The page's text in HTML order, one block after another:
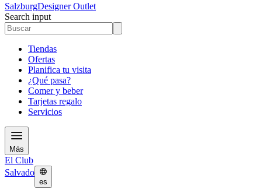
SalzburgDesigner Outlet
Search input
Tiendas
Ofertas
Planifica tu visita
¿Qué pasa?
Comer y beber
Tarjetas regalo
Servicios
Más
El Club
Salvado
es